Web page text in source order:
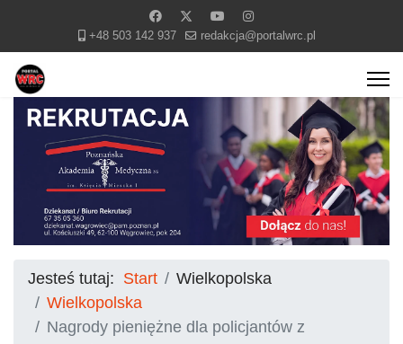
+48 503 142 937 redakcja@portalwrc.pl
Jesteś tutaj: Start
Wielkopolska
Wielkopolska
Nagrody pieniężne dla policjantów z